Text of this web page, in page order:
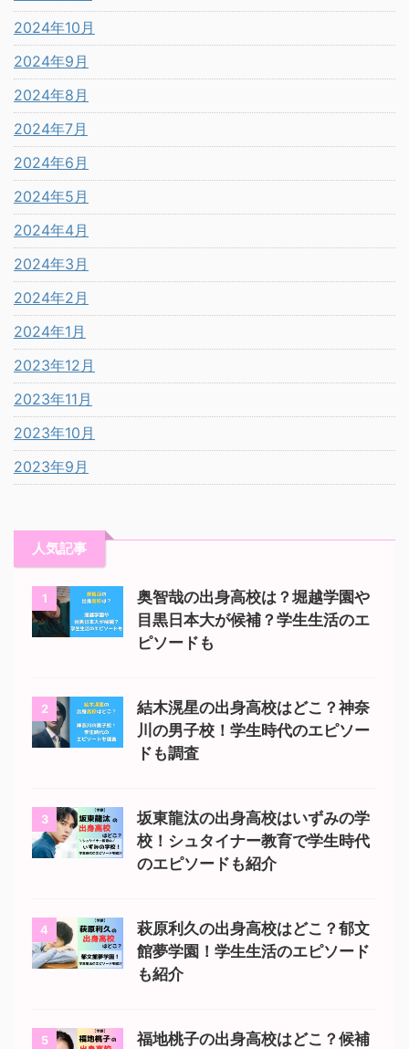
2024年10月
2024年9月
2024年8月
2024年7月
2024年6月
2024年5月
2024年4月
2024年3月
2024年2月
2024年1月
2023年12月
2023年11月
2023年10月
2023年9月
人気記事
1
奥智哉の出身高校は？堀越学園や
目黒日本大が候補？学生生活のエ
ピソードも
2
結木滉星の出身高校はどこ？神奈
川の男子校！学生時代のエピソー
ドも調査
3
坂東龍汰の出身高校はいずみの学
校！シュタイナー教育で学生時代
のエピソードも紹介
4
萩原利久の出身高校はどこ？郁文
館夢学園！学生生活のエピソード
も紹介
5 福地桃子の出身高校はどこ？候補